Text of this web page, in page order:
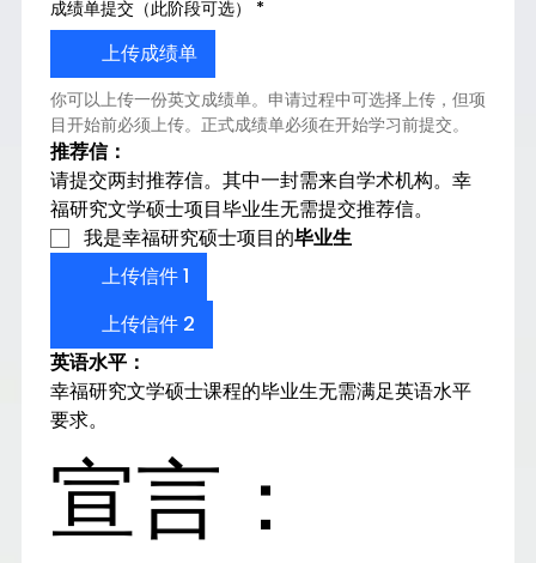
成绩单提交（此阶段可选） *
上传成绩单
你可以上传一份英文成绩单。申请过程中可选择上传，但项
目开始前必须上传。正式成绩单必须在开始学习前提交。
推荐信：
请提交两封推荐信。其中一封需来自学术机构。幸
福研究文学硕士项目毕业生无需提交推荐信。
我是幸福研究硕士项目的毕业生
上传信件 1
上传信件 2
英语水平：
幸福研究文学硕士课程的毕业生无需满足英语水平
要求。
宣言：